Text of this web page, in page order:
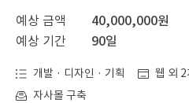
예상 금액
40,000,000원
예상 기간
90일
개발 · 디자인 · 기획
웹 외 2
자사몰 구축